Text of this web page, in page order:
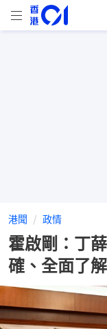
港聞 政情
霍啟剛：丁
確、全面了